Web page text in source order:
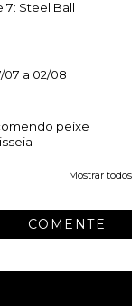
7: Steel Ball
07 a 02/08
peixe
Mostrar todos
COMENTE